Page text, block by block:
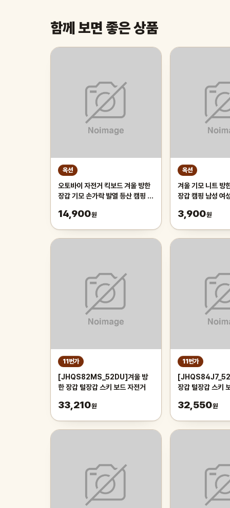
함께 보면 좋은 상품
옥션
오토바이 자전거 킥보드 겨울 방한
장갑 기모 손가락 발열 등산 캠핑 낚
14,900원
옥션
겨울 기모 니트 방
장갑 캠핑 남성 여
3,900원
11번가
[JHQS82MS_52DU]겨울 방
한 장갑 털장갑 스키 보드 자전거
33,210원
11번가
장갑 털장갑 스키
32,550원